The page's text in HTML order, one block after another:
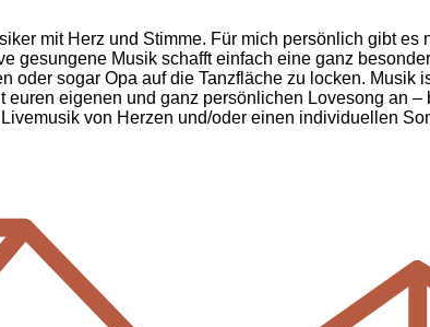
mit Herz und Stimme. Für mich persönlich gibt es
gesungene Musik schafft einfach eine ganz
sogar Opa auf die Tanzfläche zu locken. Musik
eigenen und ganz persönlichen Lovesong an –
von Herzen und/oder einen individuellen